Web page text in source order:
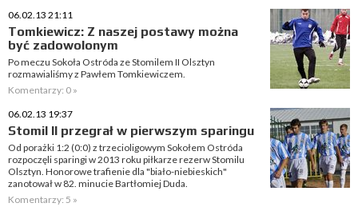
06.02.13 21:11
Tomkiewicz: Z naszej postawy można
być zadowolonym
Po meczu Sokoła Ostróda ze Stomilem II Olsztyn
rozmawialiśmy z Pawłem Tomkiewiczem.
Komentarzy: 0 »
06.02.13 19:37
Stomil II przegrał w pierwszym sparingu
Od porażki 1:2 (0:0) z trzecioligowym Sokołem Ostróda
rozpoczęli sparingi w 2013 roku piłkarze rezerw Stomilu
Olsztyn. Honorowe trafienie dla "biało-niebieskich"
zanotował w 82. minucie Bartłomiej Duda.
Komentarzy: 5 »